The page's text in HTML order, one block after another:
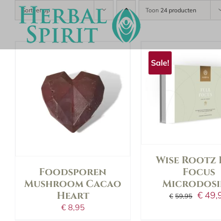
content
Sorteer op Toon 24 producten
details
Foodsporen
Mushroom Cacao
Heart
€ 8,95
Sale!
in shopping
details
Wise
Focus
€ 59,95 €